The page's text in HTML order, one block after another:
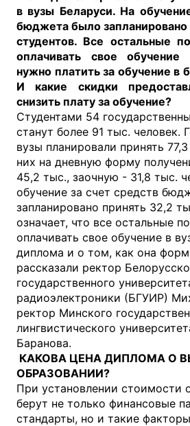
в вузы Беларуси. На
бюджета было
студентов. Все остальные
оплачивать свое
нужно платить за обучение в
И какие скидки
снизить плату за обучение?
Студентами 54
станут более 91 тыс. человек.
вузы планировали принять
них на дневную форму
45,2 тыс., заочную - 31,8 тыс.
обучение за счет средств
запланировано принять 32,2
означает, что все остальные
оплачивать свое обучение в
диплома и о том, как она
рассказали ректор
государственного
радиоэлектроники (БГУИР)
ректор Минского
лингвистического
Баранова.
КАКОВА ЦЕНА ДИПЛОМА О
ОБРАЗОВАНИИ?
При установлении стоимости
берут не только финансовые
стандарты, но и такие